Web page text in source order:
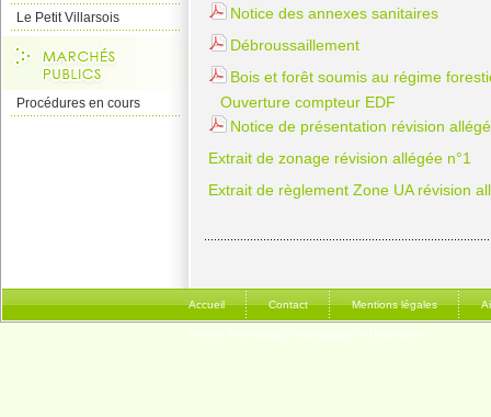
Le Petit Villarsois
Procédures en cours
Notice des annexes sanitaires
Débroussaillement
Bois et forêt soumis au régime
Ouverture compteur EDF
Notice de présentation révision
Extrait de zonage révision allégée n°1
Extrait de règlement Zone UA révision
Accueil Contact Mentions légales
Arrêtés Préfectoraux Municipaux et Urbanisme